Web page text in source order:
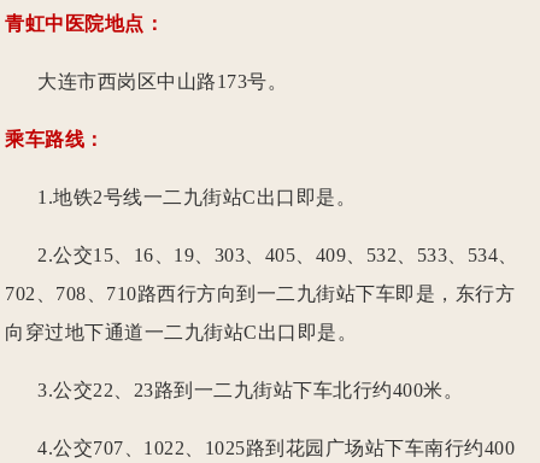
青虹中医院地点：
大连市西岗区中山路173号。
乘车路线：
1.地铁2号线一二九街站C出口即是。
2.公交15、16、19、303、405、409、532、533、534、
702、708、710路西行方向到一二九街站下车即是，东行方
向穿过地下通道一二九街站C出口即是。
3.公交22、23路到一二九街站下车北行约400米。
4.公交707、1022、1025路到花园广场站下车南行约400